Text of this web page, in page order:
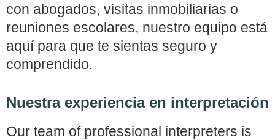
con abogados, visitas inmobiliarias o
reuniones escolares, nuestro equipo está
aquí para que te sientas seguro y
comprendido.
Nuestra experiencia en interpretación
Our team of professional interpreters is